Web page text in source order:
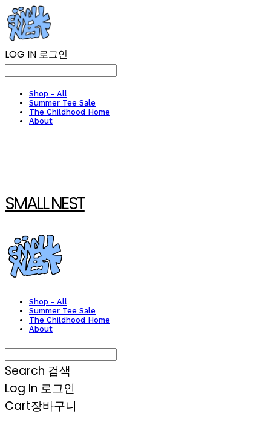
LOG IN 로그인
Shop - All
Summer Tee Sale
The Childhood Home
About
SMALL NEST
Shop - All
Summer Tee Sale
The Childhood Home
About
Search 검색
Log In 로그인
Cart장바구니